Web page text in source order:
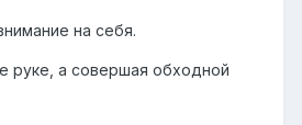
на себя.
руке, а совершая обходной